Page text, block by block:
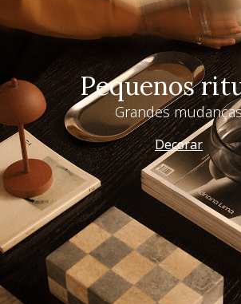
Pequenos
Grandes
Decorar